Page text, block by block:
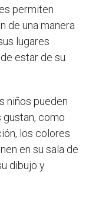
permiten
de una manera
lugares
estar de su
niños pueden
como
los colores
en su sala de
dibujo y